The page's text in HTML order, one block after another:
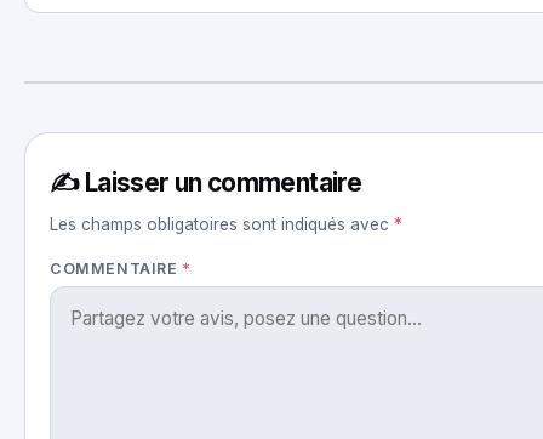
✍️ Laisser un commentaire
Les champs obligatoires sont indiqués avec *
COMMENTAIRE *